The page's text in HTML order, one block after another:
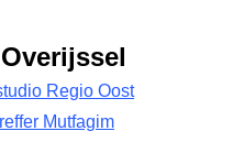
Regio Oost
Mutfagim